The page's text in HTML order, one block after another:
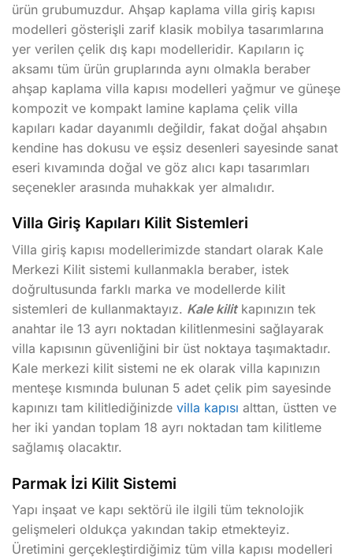
ürün grubumuzdur. Ahşap kaplama villa giriş kapısı
modelleri gösterişli zarif klasik mobilya tasarımlarına
yer verilen çelik dış kapı modelleridir. Kapıların iç
aksamı tüm ürün gruplarında aynı olmakla beraber
ahşap kaplama villa kapısı modelleri yağmur ve güneşe
kompozit ve kompakt lamine kaplama çelik villa
kapıları kadar dayanımlı değildir, fakat doğal ahşabın
kendine has dokusu ve eşsiz desenleri sayesinde sanat
eseri kıvamında doğal ve göz alıcı kapı tasarımları
seçenekler arasında muhakkak yer almalıdır.
Villa Giriş Kapıları Kilit Sistemleri
Villa giriş kapısı modellerimizde standart olarak Kale
Merkezi Kilit sistemi kullanmakla beraber, istek
doğrultusunda farklı marka ve modellerde kilit
sistemleri de kullanmaktayız. Kale kilit kapınızın tek
anahtar ile 13 ayrı noktadan kilitlenmesini sağlayarak
villa kapısının güvenliğini bir üst noktaya taşımaktadır.
Kale merkezi kilit sistemi ne ek olarak villa kapınızın
menteşe kısmında bulunan 5 adet çelik pim sayesinde
kapınızı tam kilitlediğinizde villa kapısı alttan, üstten ve
her iki yandan toplam 18 ayrı noktadan tam kilitleme
sağlamış olacaktır.
Parmak İzi Kilit Sistemi
Yapı inşaat ve kapı sektörü ile ilgili tüm teknolojik
gelişmeleri oldukça yakından takip etmekteyiz.
Üretimini gerçekleştirdiğimiz tüm villa kapısı modelleri